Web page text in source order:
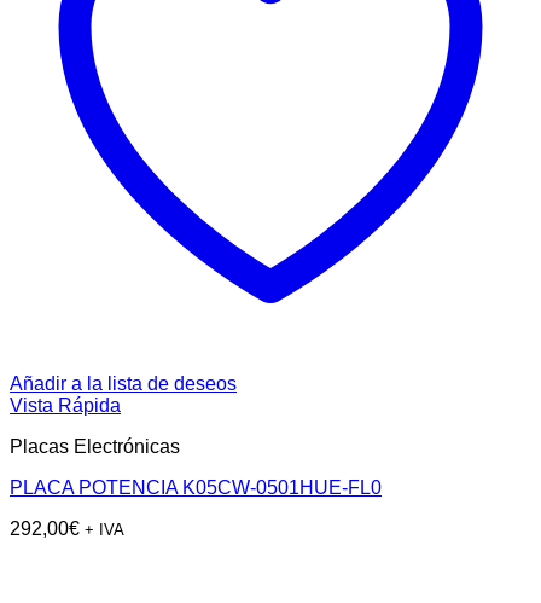
Añadir a la lista de deseos
Vista Rápida
Placas Electrónicas
PLACA POTENCIA K05CW-0501HUE-FL0
292,00€ + IVA